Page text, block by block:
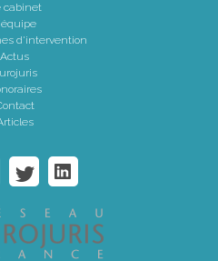
cabinet
d'intervention
Actus